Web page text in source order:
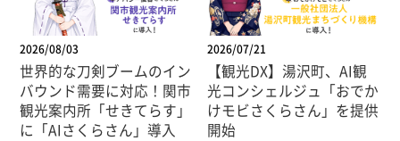
2026/08/03
世界的な刀剣ブームのイン
バウンド需要に対応！関市
観光案内所「せきてらす」
に「AIさくらさん」導入
2026/07/21
【観光DX】湯沢町、AI観
光コンシェルジュ「おでか
けモビさくらさん」を提供
開始